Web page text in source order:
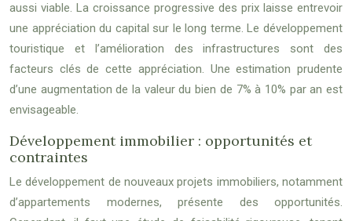
aussi viable. La croissance progressive des prix laisse entrevoir
une appréciation du capital sur le long terme. Le développement
touristique et l’amélioration des infrastructures sont des
facteurs clés de cette appréciation. Une estimation prudente
d’une augmentation de la valeur du bien de 7% à 10% par an est
envisageable.
Développement immobilier : opportunités et
contraintes
Le développement de nouveaux projets immobiliers, notamment
d’appartements modernes, présente des opportunités.